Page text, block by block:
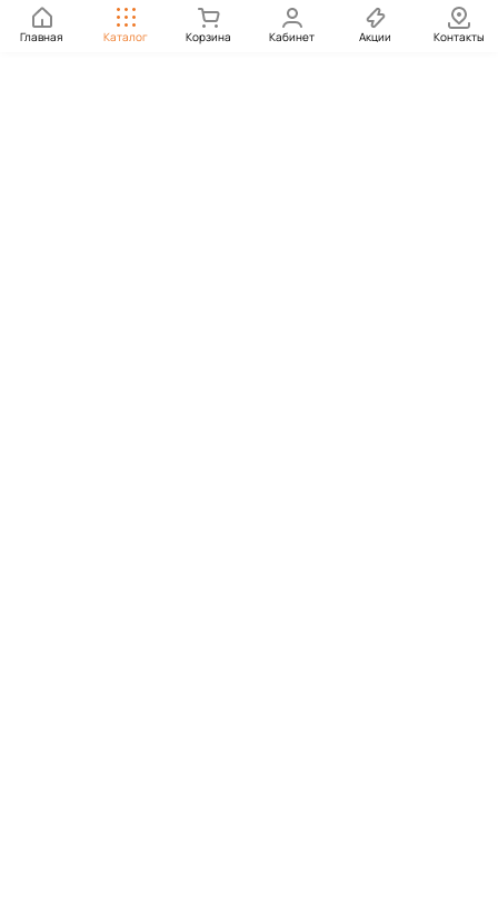
Главная Каталог Корзина Кабинет Акции Контакты